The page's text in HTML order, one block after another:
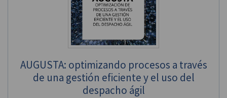
AUGUSTA: optimizando procesos a través
de una gestión eficiente y el uso del
despacho ágil